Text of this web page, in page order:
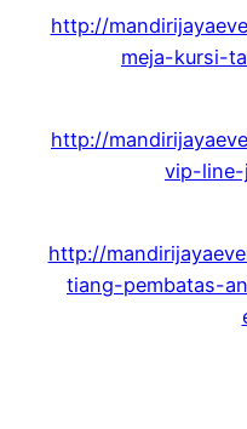
http://
meja-kursi-
http://
vip-
http://
tiang-pembatas-